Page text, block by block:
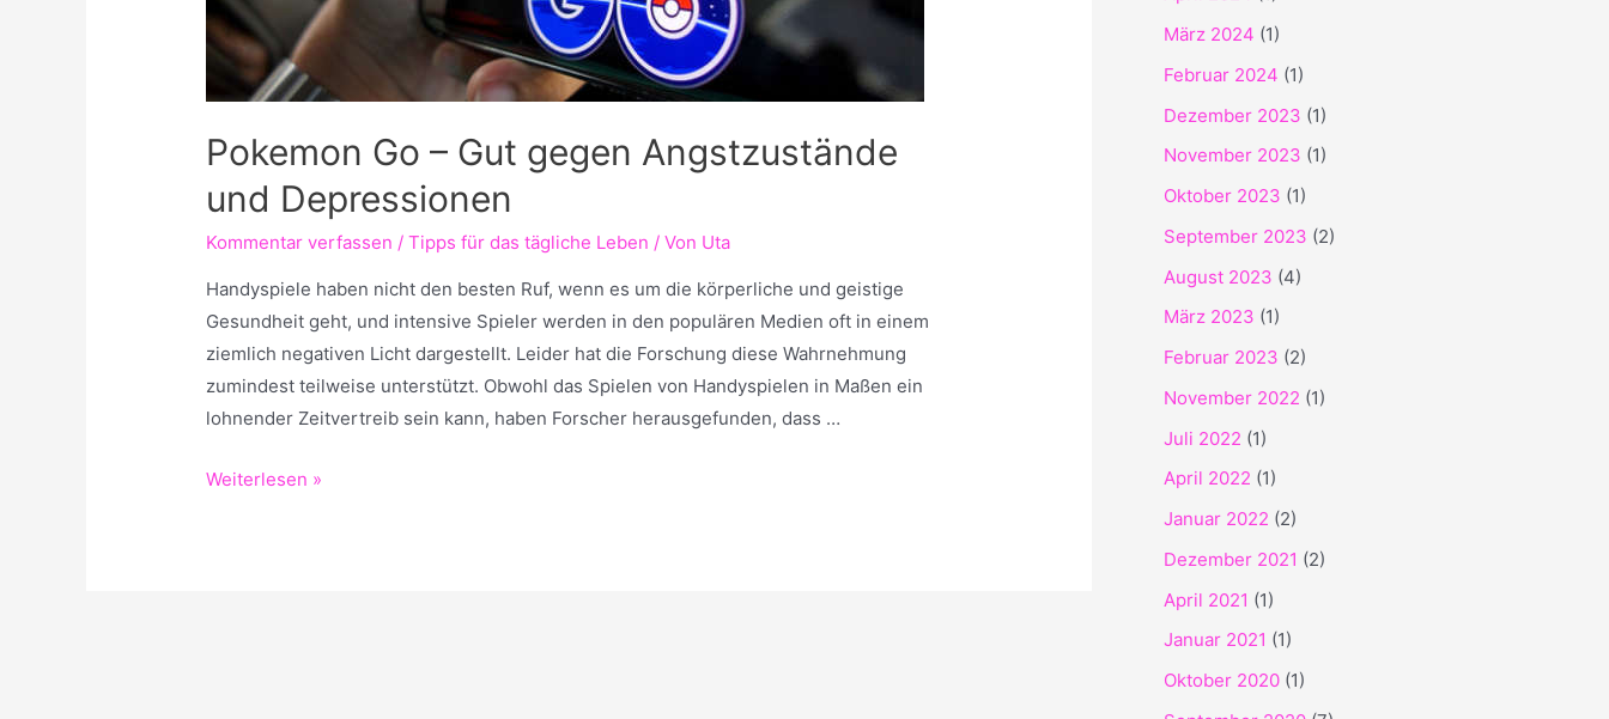
Pokemon Go – Gut gegen Angstzustände
und Depressionen
Kommentar verfassen /Tipps für das tägliche Leben / Von Uta
Handyspiele haben nicht den besten Ruf, wenn es um die körperliche und geistige
Gesundheit geht, und intensive Spieler werden in den populären Medien oft in einem
ziemlich negativen Licht dargestellt. Leider hat die Forschung diese Wahrnehmung
zumindest teilweise unterstützt. Obwohl das Spielen von Handyspielen in Maßen ein
lohnender Zeitvertreib sein kann, haben Forscher herausgefunden, dass …
Pokemon
Weiterlesen »
März 2024 (1)
Februar 2024 (1)
Dezember 2023 (1)
November 2023 (1)
Oktober 2023 (1)
September 2023 (2)
August 2023 (4)
März 2023 (1)
Februar 2023 (2)
November 2022 (1)
Juli 2022 (1)
April 2022 (1)
Januar 2022 (2)
Dezember 2021 (2)
April 2021 (1)
Januar 2021 (1)
Oktober 2020 (1)